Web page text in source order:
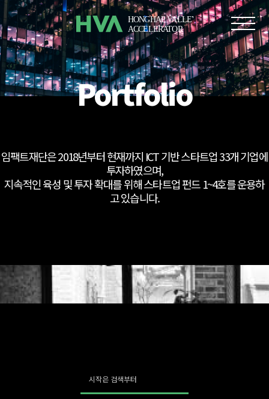
Portfolio
임팩트재단은 2018년부터 현재까지 ICT 기반 스타트업 33개 기업에
투자하였으며,
지속적인 육성 및 투자 확대를 위해 스타트업 펀드 1~4호를 운용하
고 있습니다.